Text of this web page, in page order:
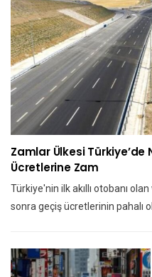
Zamlar Ülkesi
Ücretlerine Zam
Türkiye'nin ilk akıllı otobanı
sonra geçiş ücretlerinin pahalı